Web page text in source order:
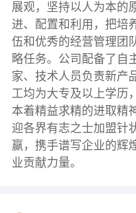
展观，坚持以人为本的
进、配置和利用，把培
伍和优秀的经营管理团
略任务。公司配备了自
家、技术人员负责新产
工均为大专及以上学历
本着精益求精的进取精
迎各界有志之士加盟针
赢，携手谱写企业的辉
业贡献力量。